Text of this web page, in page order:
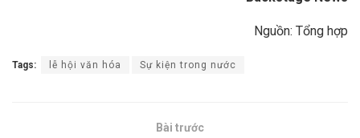
Nguồn: Tổng hợp
Tags: lễ hội văn hóa Sự kiện trong nước
Bài trước